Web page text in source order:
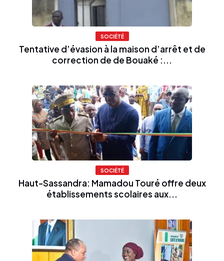
SOCIÉTÉ
Tentative d’évasion à la maison d’arrêt et de
correction de de Bouaké :...
SOCIÉTÉ
Haut-Sassandra: Mamadou Touré offre deux
établissements scolaires aux...